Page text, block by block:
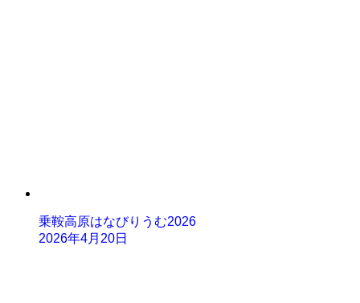
乗鞍高原はなびりうむ2026
2026年4月20日